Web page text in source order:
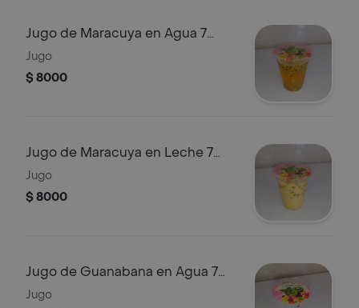
Jugo de Maracuya en Agua 7
Onzas
Jugo
$ 8000
Jugo de Maracuya en Leche 7
Onzas
Jugo
$ 8000
Jugo de Guanabana en Agua 7
Onzas
Jugo